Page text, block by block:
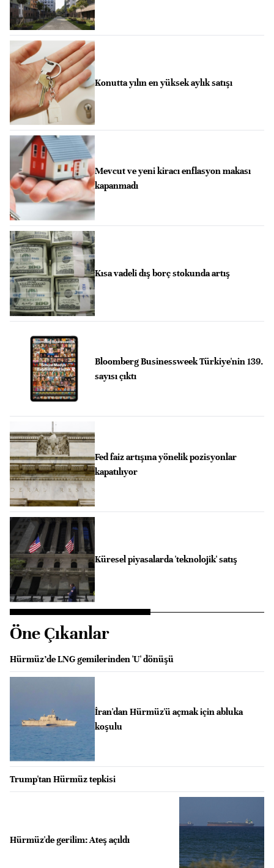
Konutta yılın en yüksek aylık satışı
Mevcut ve yeni kiracı enflasyon makası
kapanmadı
Kısa vadeli dış borç stokunda artış
Bloomberg Businessweek Türkiye'nin 139.
sayısı çıktı
Fed faiz artışına yönelik pozisyonlar
kapatılıyor
Küresel piyasalarda 'teknolojik' satış
Öne Çıkanlar
Hürmüz’de LNG gemilerinden 'U' dönüşü
İran'dan Hürmüz'ü açmak için abluka
koşulu
Trump'tan Hürmüz tepkisi
Hürmüz'de gerilim: Ateş açıldı